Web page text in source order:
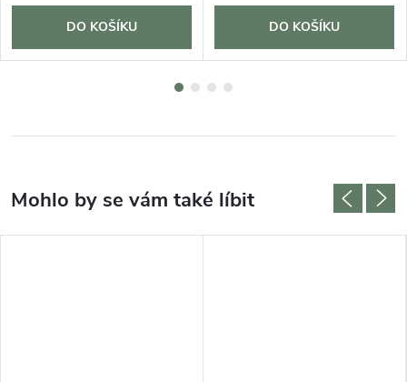
DO KOŠÍKU DO KOŠÍKU